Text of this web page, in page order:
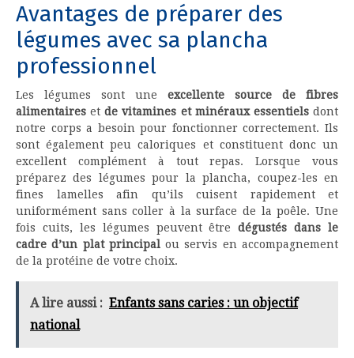
Avantages de préparer des
légumes avec sa plancha
professionnel
Les légumes sont une excellente source de fibres
alimentaires etde vitamines et minéraux essentielsdont
notre corps a besoin pour fonctionner correctement. Ils
sont également peu caloriques et constituent donc un
excellent complément à tout repas. Lorsque vous
préparez des légumes pour la plancha, coupez-les en
fines lamelles afin qu’ils cuisent rapidement et
uniformément sans coller à la surface de la poêle. Une
fois cuits, les légumes peuvent êtredégustés dans le
cadre d’un plat principalou servis en accompagnement
de la protéine de votre choix.
A lire aussi : Enfants sans caries : un objectif
national